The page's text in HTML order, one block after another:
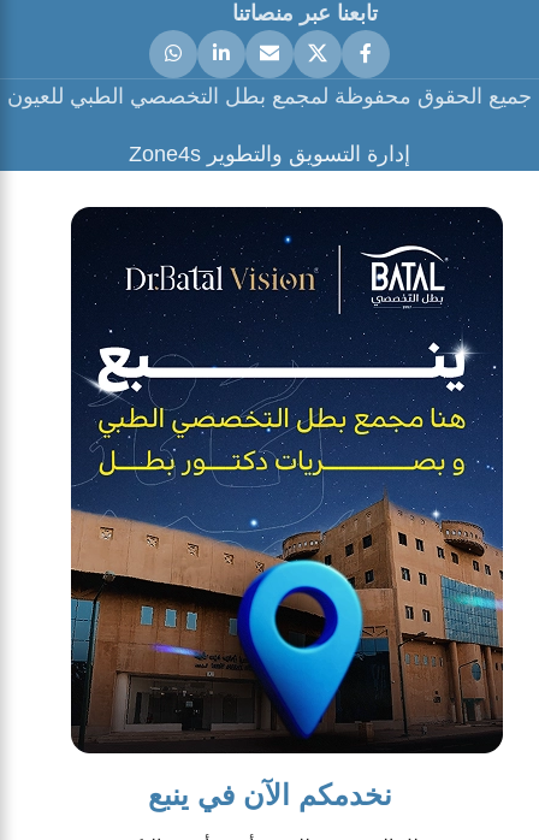
تابعنا عبر منصاتنا
جميع الحقوق محفوظة لمجمع بطل التخصصي الطبي للعيون
إدارة التسويق والتطوير Zone4s
نخدمكم الآن في ينبع